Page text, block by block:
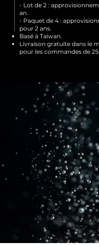
- Lot de 2 :
an.
- Paquet de 4 :
pour 2 ans.
Basé à Taïwan.
Livraison gratuite dans le
pour les commandes de